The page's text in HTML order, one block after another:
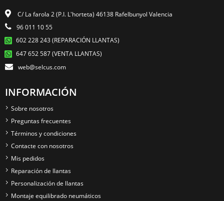
C/ La farola 2 (P.I. L'horteta) 46138 Rafelbunyol Valencia
96 011 10 55
602 228 243 (REPARACIÓN LLANTAS)
647 652 587 (VENTA LLANTAS)
web@selcus.com
INFORMACIÓN
Sobre nosotros
Preguntas frecuentes
Términos y condiciones
Contacte con nosotros
Mis pedidos
Reparación de llantas
Personalización de llantas
Montaje equilibrado neumáticos